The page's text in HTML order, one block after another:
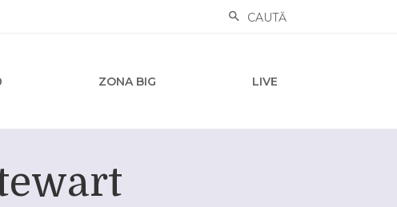
CAUTĂ
ZONA BIG LIVE